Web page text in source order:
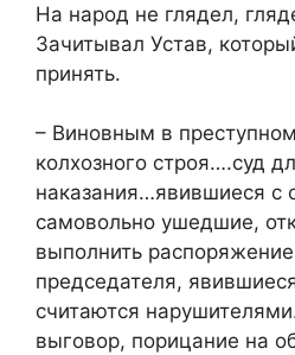
На народ не глядел,
Зачитывал Устав,
принять.
– Виновным в
колхозного строя….суд
наказания…явившиеся с
самовольно ушедшие,
выполнить
председателя,
считаются
выговор, порицание на